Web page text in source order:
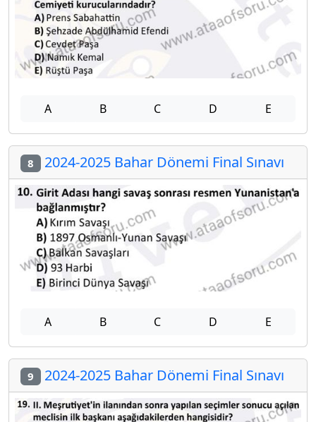
A B C D E
8 2024-2025 Bahar Dönemi Final Sınavı
A B C D E
9 2024-2025 Bahar Dönemi Final Sınavı